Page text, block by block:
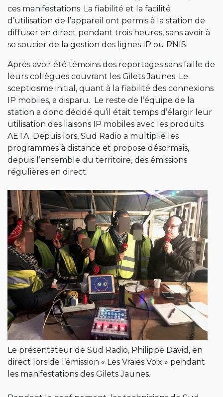
ces manifestations. La fiabilité et la facilité
d’utilisation de l’appareil ont permis à la station de
diffuser en direct pendant trois heures, sans avoir à
se soucier de la gestion des lignes IP ou RNIS.
Après avoir été témoins des reportages sans faille de
leurs collègues couvrant les Gilets Jaunes. Le
scepticisme initial, quant à la fiabilité des connexions
IP mobiles, a disparu. Le reste de l’équipe de la
station a donc décidé qu’il était temps d’élargir leur
utilisation des liaisons IP mobiles avec les produits
AETA. Depuis lors, Sud Radio a multiplié les
programmes à distance et propose désormais,
depuis l’ensemble du territoire, des émissions
régulières en direct.
Le présentateur de Sud Radio, Philippe David, en
direct lors de l’émission « Les Vraies Voix » pendant
les manifestations des Gilets Jaunes.